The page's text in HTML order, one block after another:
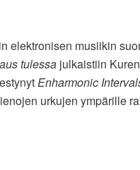
elektronisen musiikin
tulessajulkaistiin
Enharmonic
urkujen ympärille